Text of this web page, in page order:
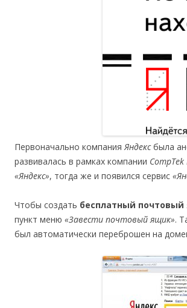
Первоначально компанияЯндексбыла
развивалась в рамках компании
«Яндекс», тогда же и появился сервис
Чтобы создать бесплатный
пункт меню «Завести почтовый ящик».
был автоматически переброшен на